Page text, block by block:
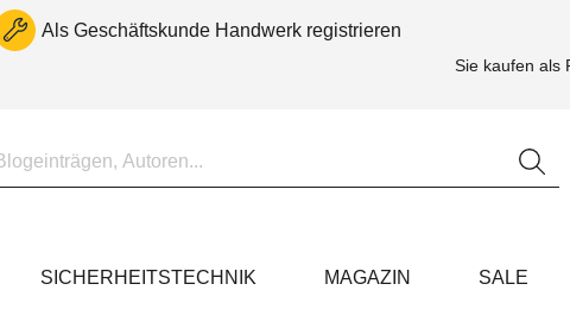
Als Geschäftskunde Handwerk registrieren
Sie kaufen als
SICHERHEITSTECHNIK MAGAZIN SALE